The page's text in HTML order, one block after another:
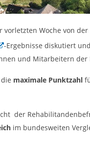
Woche von
-Ergebnisse diskutiert
und Mitarbeitern
maximale Punktzahl
der
im bundesweiten